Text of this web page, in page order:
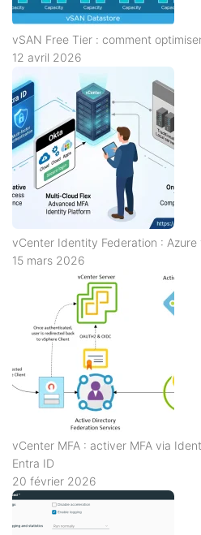
vSAN Free Tier : comment
12 avril 2026
vCenter Identity Federation : Azure
15 mars 2026
vCenter MFA : activer MFA via
Entra ID
20 février 2026